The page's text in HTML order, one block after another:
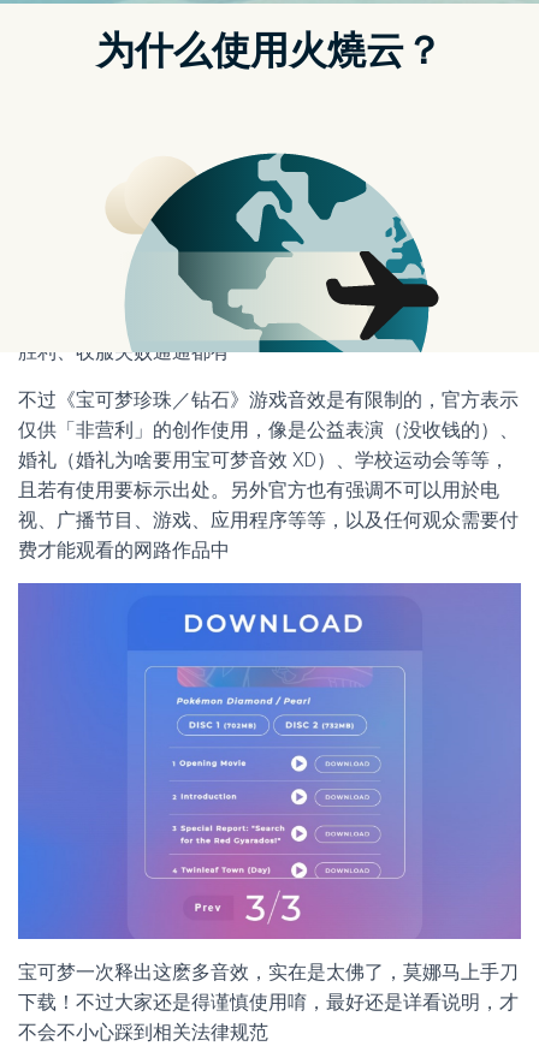
每次在看网路影片时，只要有宝可梦配乐入梗，都会让人会
心一笑，不过这麽知名的 IP，音效可不能乱用，是有版权
问题的。但现在不用担心啦！因为宝可梦公司释出了将近
《宝可梦珍珠／钻石》游戏内的音效
，打开资料夹一
听，OMG！童年回忆涌现耶，各种音效包含战斗、收服、
胜利、收服失败通通都有
不过《宝可梦珍珠／钻石》游戏音效是有限制的，官方表示
仅供「非营利」的创作使用，像是公益表演（没收钱的）、
婚礼（婚礼为啥要用宝可梦音效 XD）、学校运动会等等，
且若有使用要标示出处。另外官方也有强调不可以用於电
视、广播节目、游戏、应用程序等等，以及任何观众需要付
费才能观看的网路作品中
宝可梦一次释出这麽多音效，实在是太佛了，莫娜马上手刀
下载！不过大家还是得谨慎使用唷，最好还是详看说明，才
不会不小心踩到相关法律规范